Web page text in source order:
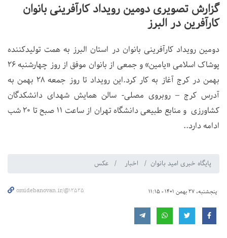
گزارش تصویری دومین رویداد کارآفرینی بانوان
کارآفرین در البرز
دومین رویداد کارآفرینی بانوان در استان البرز به همت تولیدکننده
پوشاک اسلامی «یامین» و جمعی از بانوان موفق از روز چهارشنبه 26
بهمن در کرج آغاز به کار کرد.این رویداد تا روز جمعه 28 بهمن به
آدرس کرج – روبروی مصلی- سالن همایش شهدای دانشکدگان
کشاورزی و منابع طبیعی دانشگاه تهران از ساعت 11 صبح تا 20 شب
ادامه دارد..
پایگاه خبری امید بانوان اخبار عکس
پنجشنبه، 27 بهمن 1401 - 11:15 omidebanovan.ir/@12525